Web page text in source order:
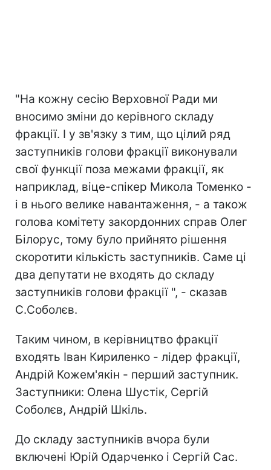
"На кожну сесію Верховної Ради ми
вносимо зміни до керівного складу
фракції. І у зв'язку з тим, що цілий ряд
заступників голови фракції виконували
свої функції поза межами фракції, як
наприклад, віце-спікер Микола Томенко -
і в нього велике навантаження, - а також
голова комітету закордонних справ Олег
Білорус, тому було прийнято рішення
скоротити кількість заступників. Саме ці
два депутати не входять до складу
заступників голови фракції ", - сказав
С.Соболєв.
Таким чином, в керівництво фракції
входять Іван Кириленко - лідер фракції,
Андрій Кожем'якін - перший заступник.
Заступники: Олена Шустік, Сергій
Соболєв, Андрій Шкіль.
До складу заступників вчора були
включені Юрій Одарченко і Сергій Сас.